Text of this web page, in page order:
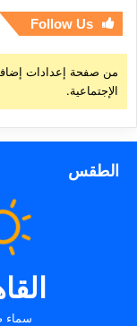
Follow Us
من صفحة إعدادات
الإجتماعية.
الطقس
سماء